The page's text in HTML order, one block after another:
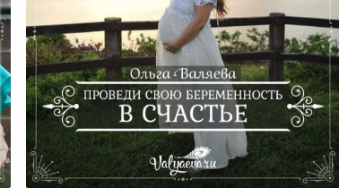
Проведи Свою Беременность В
Счастье